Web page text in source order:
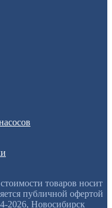
товаров носит
публичной офертой
2026, Новосибирск